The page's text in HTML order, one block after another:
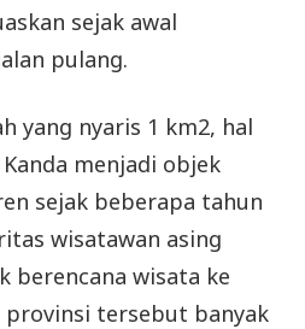
sejak awal
pulang.
yang nyaris 1 km2, hal
menjadi objek
sejak beberapa tahun
wisatawan asing
berencana wisata ke
provinsi tersebut banyak